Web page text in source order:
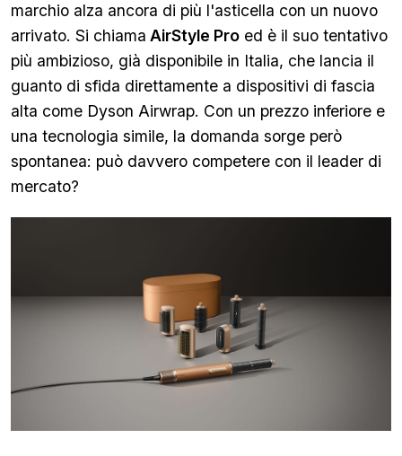
marchio alza ancora di più l'asticella con un nuovo
arrivato. Si chiama AirStyle Pro ed è il suo tentativo
più ambizioso, già disponibile in Italia, che lancia il
guanto di sfida direttamente a dispositivi di fascia
alta come Dyson Airwrap. Con un prezzo inferiore e
una tecnologia simile, la domanda sorge però
spontanea: può davvero competere con il leader di
mercato?